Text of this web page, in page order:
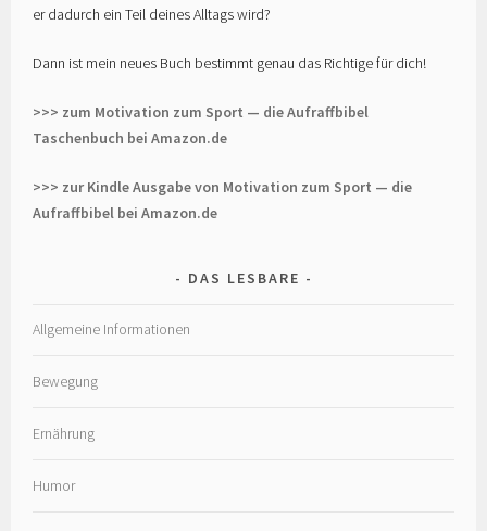
er dadurch ein Teil deines Alltags wird?
Dann ist mein neues Buch bestimmt genau das Richtige für dich!
>>> zum Motivation zum Sport — die Aufraffbibel
Taschenbuch bei Amazon.de
>>> zur Kindle Ausgabe von Motivation zum Sport — die
Aufraffbibel bei Amazon.de
DAS LESBARE
Allgemeine Informationen
Bewegung
Ernährung
Humor